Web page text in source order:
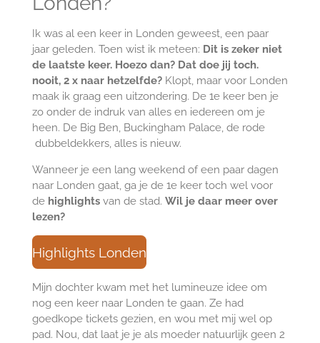
Ik was al een keer in Londen geweest, een paar
jaar geleden. Toen wist ik meteen: Dit is zeker niet
de laatste keer. Hoezo dan? Dat doe jij toch.
nooit, 2 x naar hetzelfde?Klopt, maar voor Londen
maak ik graag een uitzondering. De 1e keer ben je
zo onder de indruk van alles en iedereen om je
heen. De Big Ben, Buckingham Palace, de rode
dubbeldekkers, alles is nieuw.
Wanneer je een lang weekend of een paar dagen
naar Londen gaat, ga je de 1e keer toch wel voor
de highlightsvan de stad. Wil je daar meer over
lezen?
Highlights Londen
Mijn dochter kwam met het lumineuze idee om
nog een keer naar Londen te gaan. Ze had
goedkope tickets gezien, en wou met mij wel op
pad. Nou, dat laat je je als moeder natuurlijk geen 2